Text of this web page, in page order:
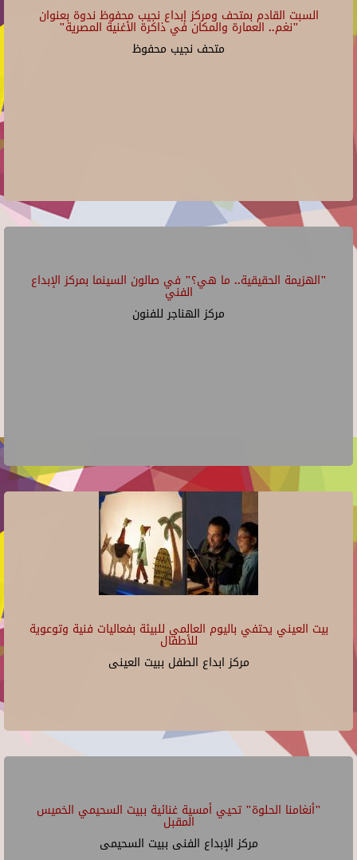
السبت القادم بمتحف ومركز إبداع نجيب محفوظ ندوة بعنوان
"نغم.. العمارة والمكان في ذاكرة الأغنية المصرية"
متحف نجيب محفوظ
"الهزيمة الحقيقية.. ما هي؟" في صالون السينما بمركز الإبداع
الفني
مركز الهناجر للفنون
بيت العيني يحتفي باليوم العالمي للبيئة بفعاليات فنية وتوعوية
للأطفال
مركز ابداع الطفل ببيت العينى
"أنغامنا الحلوة" تحيي أمسية غنائية ببيت السحيمي الخميس
المقبل
مركز الإبداع الفنى ببيت السحيمى